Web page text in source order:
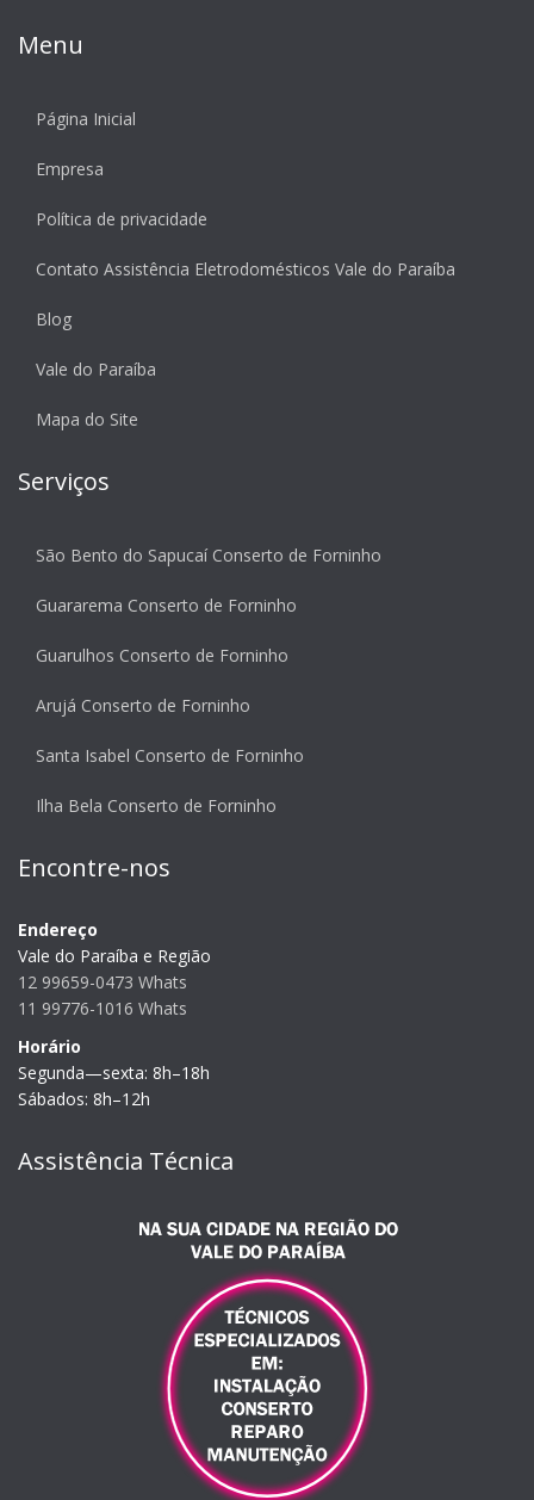
Menu
Página Inicial
Empresa
Política de privacidade
Contato Assistência Eletrodomésticos Vale do Paraíba
Blog
Vale do Paraíba
Mapa do Site
Serviços
São Bento do Sapucaí Conserto de Forninho
Guararema Conserto de Forninho
Guarulhos Conserto de Forninho
Arujá Conserto de Forninho
Santa Isabel Conserto de Forninho
Ilha Bela Conserto de Forninho
Encontre-nos
Endereço
Vale do Paraíba e Região
12 99659-0473 Whats
11 99776-1016 Whats
Horário
Segunda—sexta: 8h–18h
Sábados: 8h–12h
Assistência Técnica